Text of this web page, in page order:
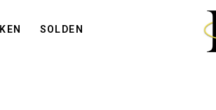
SOLDEN